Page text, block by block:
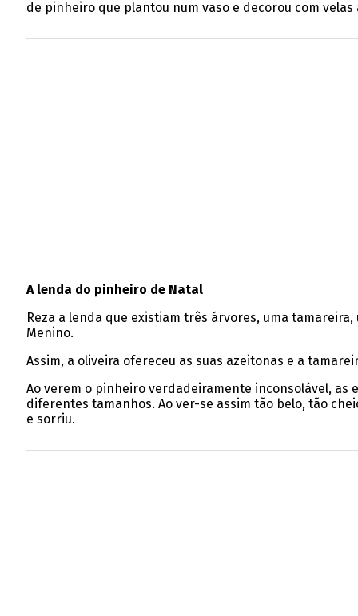
de pinheiro que plantou num vaso e decorou com
A lenda do pinheiro de Natal
Reza a lenda que existiam três árvores, uma
Menino.
Assim, a oliveira ofereceu as suas azeitonas e a
Ao verem o pinheiro verdadeiramente inconsolável, as
diferentes tamanhos. Ao ver-se assim tão belo, tão
e sorriu.